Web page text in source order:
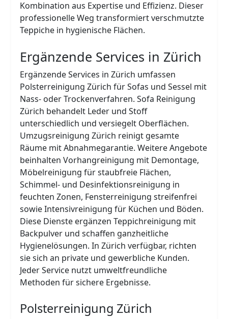
Kombination aus Expertise und Effizienz. Dieser
professionelle Weg transformiert verschmutzte
Teppiche in hygienische Flächen.
Ergänzende Services in Zürich
Ergänzende Services in Zürich umfassen
Polsterreinigung Zürich für Sofas und Sessel mit
Nass- oder Trockenverfahren. Sofa Reinigung
Zürich behandelt Leder und Stoff
unterschiedlich und versiegelt Oberflächen.
Umzugsreinigung Zürich reinigt gesamte
Räume mit Abnahmegarantie. Weitere Angebote
beinhalten Vorhangreinigung mit Demontage,
Möbelreinigung für staubfreie Flächen,
Schimmel- und Desinfektionsreinigung in
feuchten Zonen, Fensterreinigung streifenfrei
sowie Intensivreinigung für Küchen und Böden.
Diese Dienste ergänzen Teppichreinigung mit
Backpulver und schaffen ganzheitliche
Hygienelösungen. In Zürich verfügbar, richten
sie sich an private und gewerbliche Kunden.
Jeder Service nutzt umweltfreundliche
Methoden für sichere Ergebnisse.
Polsterreinigung Zürich